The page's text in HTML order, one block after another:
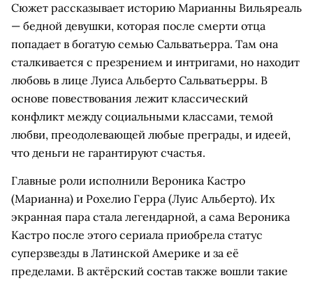
Сюжет рассказывает историю Марианны Вильяреаль
— бедной девушки, которая после смерти отца
попадает в богатую семью Сальватьерра. Там она
сталкивается с презрением и интригами, но находит
любовь в лице Луиса Альберто Сальватьерры. В
основе повествования лежит классический
конфликт между социальными классами, темой
любви, преодолевающей любые преграды, и идеей,
что деньги не гарантируют счастья.
Главные роли исполнили Вероника Кастро
(Марианна) и Рохелио Герра (Луис Альберто). Их
экранная пара стала легендарной, а сама Вероника
Кастро после этого сериала приобрела статус
суперзвезды в Латинской Америке и за её
пределами. В актёрский состав также вошли такие